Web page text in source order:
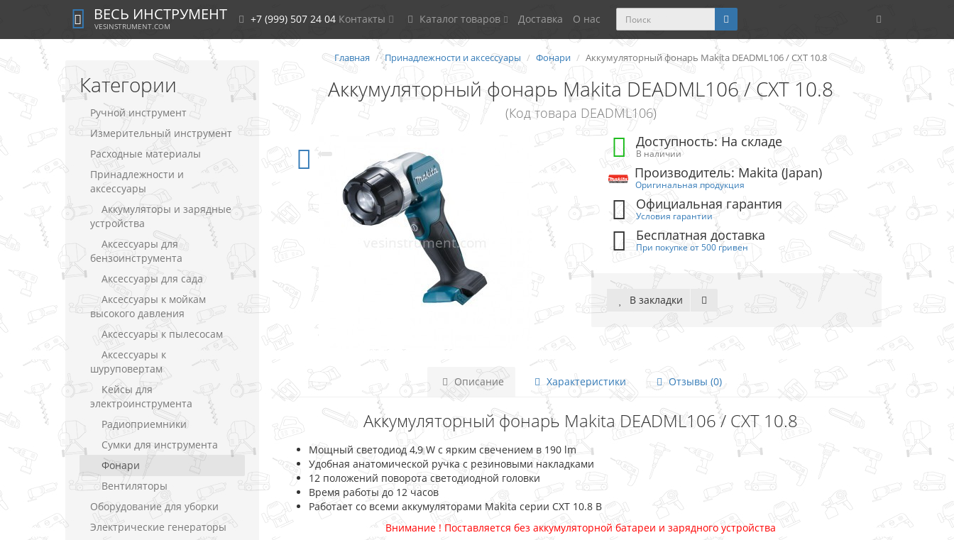
ВЕСЬ ИНСТРУМЕНТ
VESINSTRUMENT.COM
+7 (999) 507 24 04 Контакты Каталог товаров Доставка О нас
Категории
Ручной инструмент
Измерительный инструмент
Расходные материалы
Принадлежности и
аксессуары
Аккумуляторы и зарядные
устройства
Аксессуары для
бензоинструмента
Аксессуары для сада
Аксессуары к мойкам
высокого давления
Аксессуары к пылесосам
Аксессуары к
шуруповертам
Кейсы для
электроинструмента
Радиоприемники
Сумки для инструмента
Фонари
Вентиляторы
Оборудование для уборки
Электрические генераторы
Главная Принадлежности и аксессуары Фонари Аккумуляторный фонарь Makita DEADML106 / CXT 10.8
Аккумуляторный фонарь Makita DEADML106 / CXT 10.8
(Код товара DEADML106)
Доступность: На складе
В наличии
Производитель: Makita (Japan)
Оригинальная продукция
Официальная гарантия
Условия гарантии
Бесплатная доставка
При покупке от 500 гривен
В закладки
Описание Характеристики Отзывы (0)
Аккумуляторный фонарь Makita DEADML106 / CXT 10.8
Мощный светодиод 4,9 W с ярким свечением в 190 lm
Удобная анатомической ручка с резиновыми накладками
12 положений поворота светодиодной головки
Время работы до 12 часов
Работает со всеми аккумуляторами Makita серии CXT 10.8 В
Внимание ! Поставляется без аккумуляторной батареи и зарядного устройства